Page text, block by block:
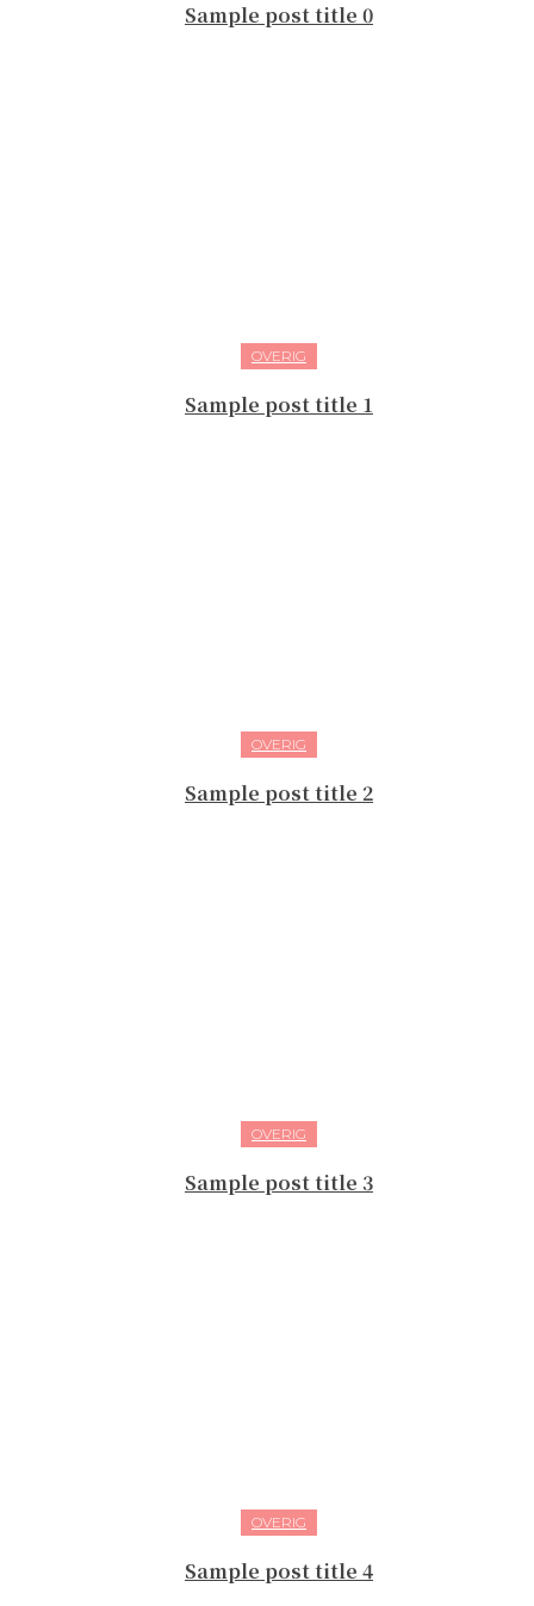
Sample post title 0
OVERIG
Sample post title 1
OVERIG
Sample post title 2
OVERIG
Sample post title 3
OVERIG
Sample post title 4